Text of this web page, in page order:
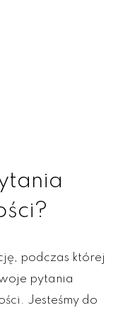
podczas której
pytania
Jesteśmy do